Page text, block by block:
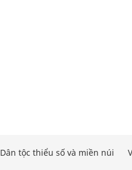
Dân tộc thiểu số và miền núi